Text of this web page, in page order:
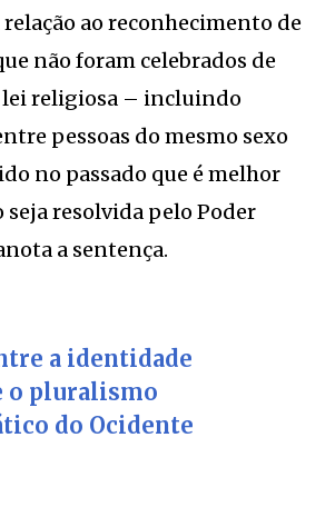
relação ao reconhecimento de
não foram celebrados de
lei religiosa – incluindo
pessoas do mesmo sexo
no passado que é melhor
seja resolvida pelo Poder
a sentença.
a identidade
o pluralismo
do Ocidente